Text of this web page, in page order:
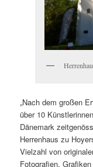
„Nach dem großen
über 10
Dänemark
Herrenhaus zu
Vielzahl von
Fotografien,